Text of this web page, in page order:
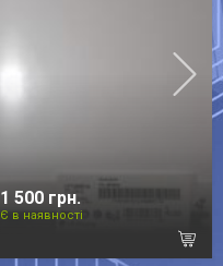
1 500 грн.
Є в наявності